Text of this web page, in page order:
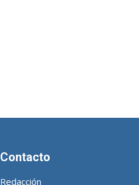
Contacto
Redacción